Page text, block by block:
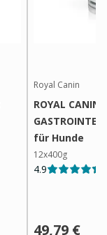
Royal Canin
ROYAL
für Hunde
12x400g
4.9
49,79 €